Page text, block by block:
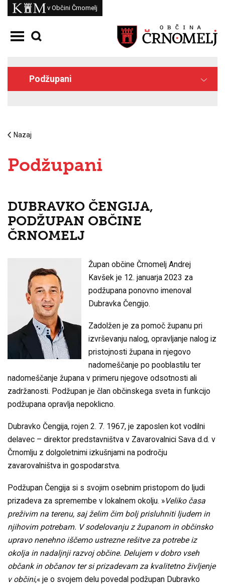
Skoči na vsebino
Kam
v Občini Črnomelj
Odpri meni
Podžupani
Nazaj
Podžupani
DUBRAVKO ČENGIJA,
PODŽUPAN OBČINE
ČRNOMELJ
Župan občine Črnomelj Andrej
Kavšek je 12. januarja 2023 za
podžupana ponovno imenoval
Dubravka Čengijo.
Zadolžen je za pomoč županu pri
izvrševanju nalog, opravljanje nalog iz
pristojnosti župana in njegovo
nadomeščanje po pooblastilu ter
nadomeščanje župana v primeru njegove odsotnosti ali
zadržanosti. Podžupan je član občinskega sveta in funkcijo
podžupana opravlja nepoklicno.
Dubravko Čengija, rojen 2. 7. 1967, je zaposlen kot vodilni
delavec – direktor predstavništva v Zavarovalnici Sava d.d. v
Črnomlju z dolgoletnimi izkušnjami na področju
zavarovalništva in gospodarstva.
Podžupan Čengija si s svojim osebnim pristopom do ljudi
prizadeva za spremembe v lokalnem okolju. »Veliko časa
preživim na terenu, saj želim čim bolj prisluhniti ljudem in
njihovim potrebam. V sodelovanju z županom in občinsko
upravo nenehno iščemo ustrezne rešitve za potrebe iz
okolja in nadaljnji razvoj občine. Delujem v dobro vseh
občank in občanov ter si prizadevam za kvalitetno življenje
v občini,« je o svojem delu povedal podžupan Dubravko